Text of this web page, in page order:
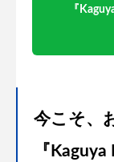
『
今こそ、
『